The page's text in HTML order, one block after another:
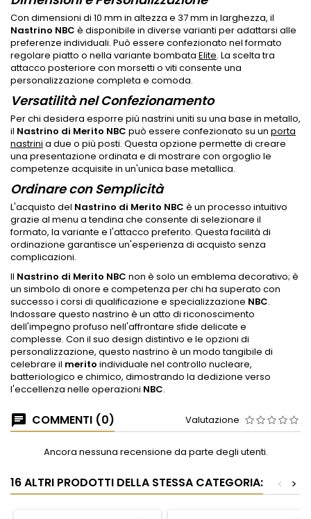
Con dimensioni di 10 mm in altezza e 37 mm in larghezza, il
Nastrino NBC è disponibile in diverse varianti per adattarsi alle
preferenze individuali. Può essere confezionato nel formato
regolare piatto o nella variante bombata Elite. La scelta tra
attacco posteriore con morsetti o viti consente una
personalizzazione completa e comoda.
Versatilità nel Confezionamento
Per chi desidera esporre più nastrini uniti su una base in metallo,
il Nastrino di Merito NBC può essere confezionato su un porta
nastrini a due o più posti. Questa opzione permette di creare
una presentazione ordinata e di mostrare con orgoglio le
competenze acquisite in un'unica base metallica.
Ordinare con Semplicità
L'acquisto del Nastrino di Merito NBC è un processo intuitivo
grazie al menu a tendina che consente di selezionare il
formato, la variante e l'attacco preferito. Questa facilità di
ordinazione garantisce un'esperienza di acquisto senza
complicazioni.
Il Nastrino di Merito NBC non è solo un emblema decorativo; è
un simbolo di onore e competenza per chi ha superato con
successo i corsi di qualificazione e specializzazione NBC.
Indossare questo nastrino è un atto di riconoscimento
dell'impegno profuso nell'affrontare sfide delicate e
complesse. Con il suo design distintivo e le opzioni di
personalizzazione, questo nastrino è un modo tangibile di
celebrare il merito individuale nel controllo nucleare,
batteriologico e chimico, dimostrando la dedizione verso
l'eccellenza nelle operazioni NBC.
COMMENTI (0) Valutazione
Ancora nessuna recensione da parte degli utenti.
16 ALTRI PRODOTTI DELLA STESSA CATEGORIA: >
<